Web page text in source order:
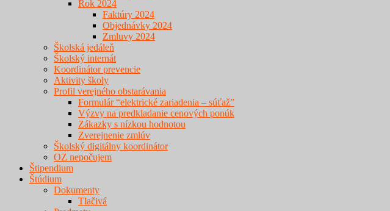
Rok 2024
Faktúry 2024
Objednávky 2024
Zmluvy 2024
Školská jedáleň
Školský internát
Koordinátor prevencie
Aktivity školy
Profil verejného obstarávania
Formulár “elektrické zariadenia – súťaž”
Výzvy na predkladanie cenových ponúk
Zákazky s nízkou hodnotou
Zverejnenie zmlúv
Školský digitálny koordinátor
OZ nepočujem
Štipendium
Štúdium
Dokumenty
Tlačivá